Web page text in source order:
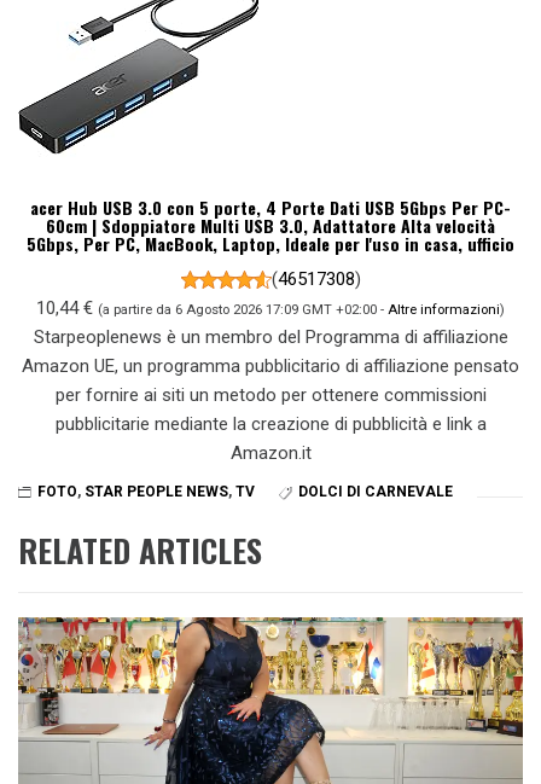
acer Hub USB 3.0 con 5 porte, 4 Porte Dati USB 5Gbps Per PC-
60cm | Sdoppiatore Multi USB 3.0, Adattatore Alta velocità
5Gbps, Per PC, MacBook, Laptop, Ideale per l'uso in casa, ufficio
(46517308)
10,44 € (a partire da 6 Agosto 2026 17:09 GMT +02:00 - Altre informazioni)
Starpeoplenews è un membro del Programma di affiliazione
Amazon UE, un programma pubblicitario di affiliazione pensato
per fornire ai siti un metodo per ottenere commissioni
pubblicitarie mediante la creazione di pubblicità e link a
Amazon.it
FOTO, STAR PEOPLE NEWS, TV DOLCI DI CARNEVALE
RELATED ARTICLES